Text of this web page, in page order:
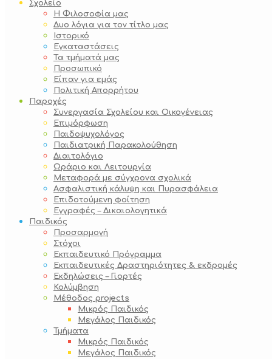
Σχολείο
Η Φιλοσοφία μας
Δυο λόγια για τον τίτλο μας
Ιστορικό
Εγκαταστάσεις
Τα τμήματά μας
Προσωπικό
Είπαν για εμάς
Πολιτική Απορρήτου
Παροχές
Συνεργασία Σχολείου και Οικογένειας
Επιμόρφωση
Παιδοψυχολόγος
Παιδιατρική Παρακολούθηση
Διαιτολόγιο
Ωράριο και Λειτουργία
Μεταφορά με σύγχρονα σχολικά
Ασφαλιστική κάλυψη και Πυρασφάλεια
Επιδοτούμενη φοίτηση
Εγγραφές – Δικαιολογητικά
Παιδικός
Προσαρμογή
Στόχοι
Εκπαιδευτικό Πρόγραμμα
Εκπαιδευτικές Δραστηριότητες & εκδρομές
Εκδηλώσεις – Γιορτές
Κολύμβηση
Μέθοδος projects
Μικρός Παιδικός
Μεγάλος Παιδικός
Τμήματα
Μικρός Παιδικός
Μεγάλος Παιδικός